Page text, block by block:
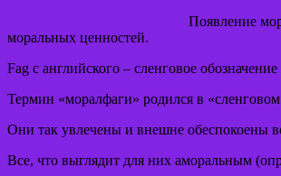
Появление
моральных ценностей.
Fag с английского – сленговое
Термин «моралфаги» родился в
Они так увлечены и внешне обеспокоены
Все, что выглядит для них аморальным